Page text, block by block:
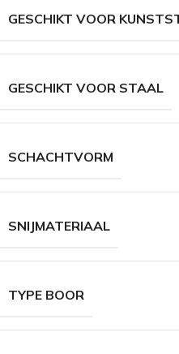
GESCHIKT VOOR
GESCHIKT VOOR STAAL
SCHACHTVORM
SNIJMATERIAAL
TYPE BOOR